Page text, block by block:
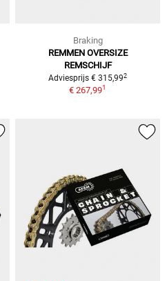
Braking
REMMEN OVERSIZE
REMSCHIJF
Adviesprijs € 315,992
€ 267,991